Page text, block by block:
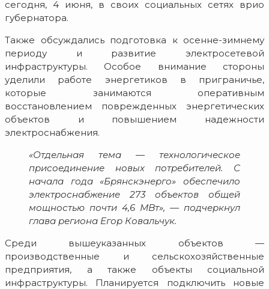
сегодня, 4 июня, в своих социальных сетях врио
губернатора.
Также обсуждались подготовка к осенне-зимнему
периоду и развитие электросетевой
инфраструктуры. Особое внимание стороны
уделили работе энергетиков в приграничье,
которые занимаются оперативным
восстановлением поврежденных энергетических
объектов и повышением надежности
электроснабжения.
«Отдельная тема — технологическое
присоединение новых потребителей. С
начала года «Брянскэнерго» обеспечило
электроснабжение 273 объектов общей
мощностью почти 4,6 МВт», — подчеркнул
глава региона Егор Ковальчук.
Среди вышеуказанных объектов —
производственные и сельскохозяйственные
предприятия, а также объекты социальной
инфраструктуры. Планируется подключить новые